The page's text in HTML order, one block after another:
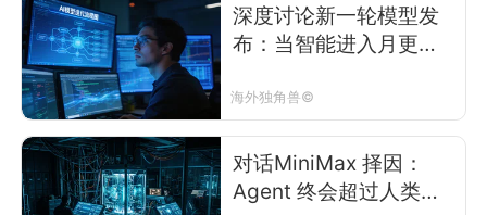
深度讨论新一轮模型发
布：当智能进入月更时
海外独角兽©
对话MiniMax 择因：
Agent 终会超过人类，